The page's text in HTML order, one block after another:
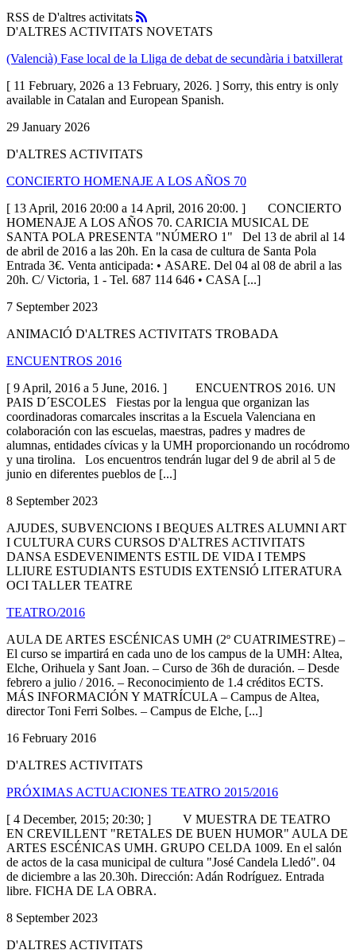
RSS de D'altres activitats
RSS
D'ALTRES ACTIVITATS NOVETATS
(Valencià) Fase local de la Lliga de debat de secundària i batxillerat
[ 11 February, 2026 a 13 February, 2026. ] Sorry, this entry is only
available in Catalan and European Spanish.
29 January 2026
D'ALTRES ACTIVITATS
CONCIERTO HOMENAJE A LOS AÑOS 70
[ 13 April, 2016 20:00 a 14 April, 2016 20:00. ] CONCIERTO
HOMENAJE A LOS AÑOS 70. CARICIA MUSICAL DE
SANTA POLA PRESENTA "NÚMERO 1" Del 13 de abril al 14
de abril de 2016 a las 20h. En la casa de cultura de Santa Pola
Entrada 3€. Venta anticipada: • ASARE. Del 04 al 08 de abril a las
20h. C/ Victoria, 1 - Tel. 687 114 646 • CASA [...]
7 September 2023
ANIMACIÓ D'ALTRES ACTIVITATS TROBADA
ENCUENTROS 2016
[ 9 April, 2016 a 5 June, 2016. ] ENCUENTROS 2016. UN
PAIS D´ESCOLES Fiestas por la lengua que organizan las
coordinadoras comarcales inscritas a la Escuela Valenciana en
colaboración con las escuelas, maestras, padres y madres de
alumnas, entidades cívicas y la UMH proporcionando un rocódromo
y una tirolina. Los encuentros tendrán lugar del 9 de abril al 5 de
junio en diferentes pueblos de [...]
8 September 2023
AJUDES, SUBVENCIONS I BEQUES ALTRES ALUMNI ART
I CULTURA CURS CURSOS D'ALTRES ACTIVITATS
DANSA ESDEVENIMENTS ESTIL DE VIDA I TEMPS
LLIURE ESTUDIANTS ESTUDIS EXTENSIÓ LITERATURA
OCI TALLER TEATRE
TEATRO/2016
AULA DE ARTES ESCÉNICAS UMH (2º CUATRIMESTRE) –
El curso se impartirá en cada uno de los campus de la UMH: Altea,
Elche, Orihuela y Sant Joan. – Curso de 36h de duración. – Desde
febrero a julio / 2016. – Reconocimiento de 1.4 créditos ECTS.
MÁS INFORMACIÓN Y MATRÍCULA – Campus de Altea,
director Toni Ferri Solbes. – Campus de Elche, [...]
16 February 2016
D'ALTRES ACTIVITATS
PRÓXIMAS ACTUACIONES TEATRO 2015/2016
[ 4 December, 2015; 20:30; ] V MUESTRA DE TEATRO
EN CREVILLENT "RETALES DE BUEN HUMOR" AULA DE
ARTES ESCÉNICAS UMH. GRUPO CELDA 1009. En el salón
de actos de la casa municipal de cultura "José Candela Lledó". 04
de diciembre a las 20.30h. Dirección: Adán Rodríguez. Entrada
libre. FICHA DE LA OBRA.
8 September 2023
D'ALTRES ACTIVITATS